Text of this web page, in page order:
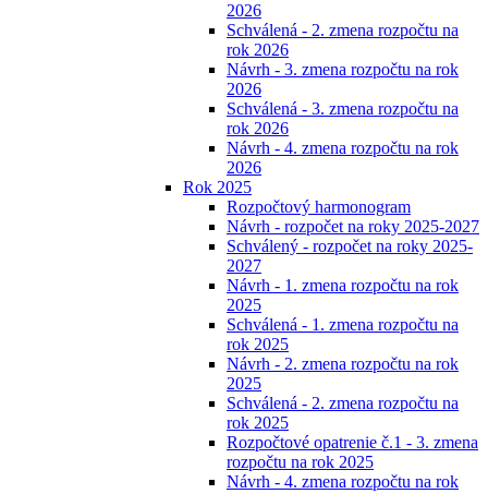
2026
Schválená - 2. zmena rozpočtu na
rok 2026
Návrh - 3. zmena rozpočtu na rok
2026
Schválená - 3. zmena rozpočtu na
rok 2026
Návrh - 4. zmena rozpočtu na rok
2026
Rok 2025
Rozpočtový harmonogram
Návrh - rozpočet na roky 2025-2027
Schválený - rozpočet na roky 2025-
2027
Návrh - 1. zmena rozpočtu na rok
2025
Schválená - 1. zmena rozpočtu na
rok 2025
Návrh - 2. zmena rozpočtu na rok
2025
Schválená - 2. zmena rozpočtu na
rok 2025
Rozpočtové opatrenie č.1 - 3. zmena
rozpočtu na rok 2025
Návrh - 4. zmena rozpočtu na rok